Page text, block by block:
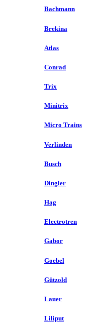
Bachmann
Brekina
Atlas
Conrad
Trix
Minitrix
Micro Trains
Verlinden
Busch
Dingler
Hag
Electrotren
Gabor
Goebel
Gützold
Lauer
Liliput